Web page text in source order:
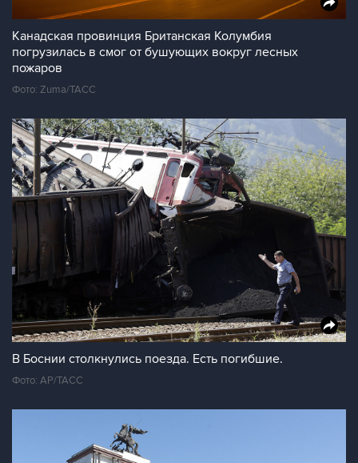
Канадская провинция Британская Колумбия
погрузилась в смог от бушующих вокруг лесных
пожаров
Фото: Zuma/ТАСС
В Боснии столкнулись поезда. Есть погибшие.
Фото: AP/ТАСС